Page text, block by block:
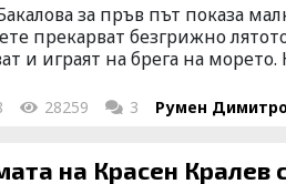
за пръв път показа
прекарват безгрижно
и играят на брега на морето.
28259 3 Румен
на Красен Кралев